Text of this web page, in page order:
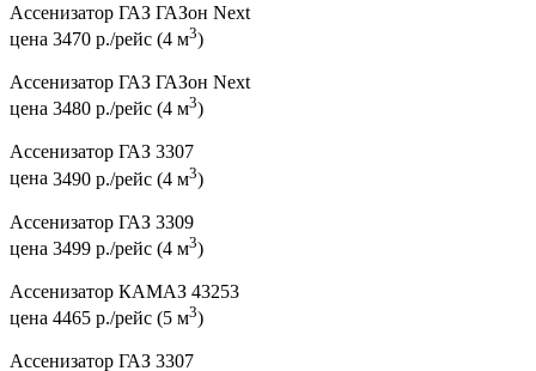
Ассенизатор ГАЗ ГАЗон Next
цена 3470 р./рейс (4 м3)
Ассенизатор ГАЗ ГАЗон Next
цена 3480 р./рейс (4 м3)
Ассенизатор ГАЗ 3307
цена 3490 р./рейс (4 м3)
Ассенизатор ГАЗ 3309
цена 3499 р./рейс (4 м3)
Ассенизатор КАМАЗ 43253
цена 4465 р./рейс (5 м3)
Ассенизатор ГАЗ 3307